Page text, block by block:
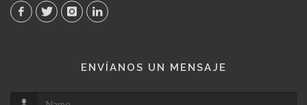
ENVÍANOS UN MENSAJE